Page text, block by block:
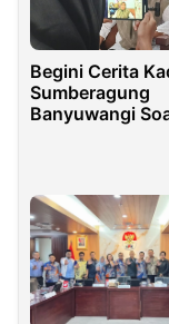
Begini Cerita
Sumberagung
Banyuwangi